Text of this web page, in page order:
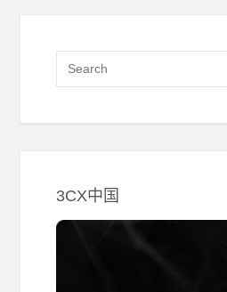
Sidebar
Search
for:
3CX中国